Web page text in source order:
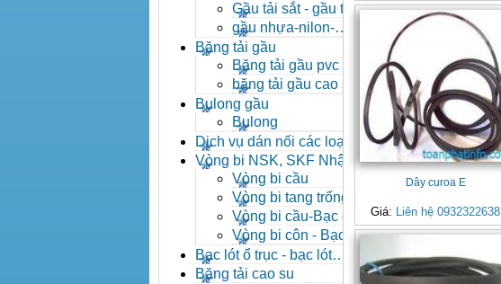
Gầu tải sắt - gầu tải
inox
gầu nhựa-nilon-
HDPE
Băng tải gầu
Băng tải gầu pvc
băng tải gầu cao su
Bulong gầu
Bulong
Dịch vụ dán nối các loại
băng tải
Vòng bi NSK, SKF Nhật
Vòng bi cầu
Vòng bi tang trống tự
lựa
Vòng bi cầu-Bạc đạn
cầu
Vòng bi côn - Bạc
đạn côn
Bạc lót ổ trục - bạc lót
nhông
Băng tải cao su
Dây curoa E
Giá: Liên hệ 0932322638